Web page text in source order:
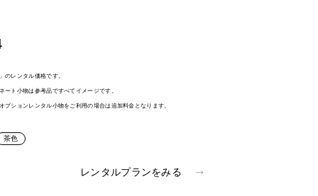
のレンタル価格です。
ト小物は参考品ですべてイメージです。
ションレンタル小物をご利用の場合は追加料金となります。
茶色
レンタルプランをみる